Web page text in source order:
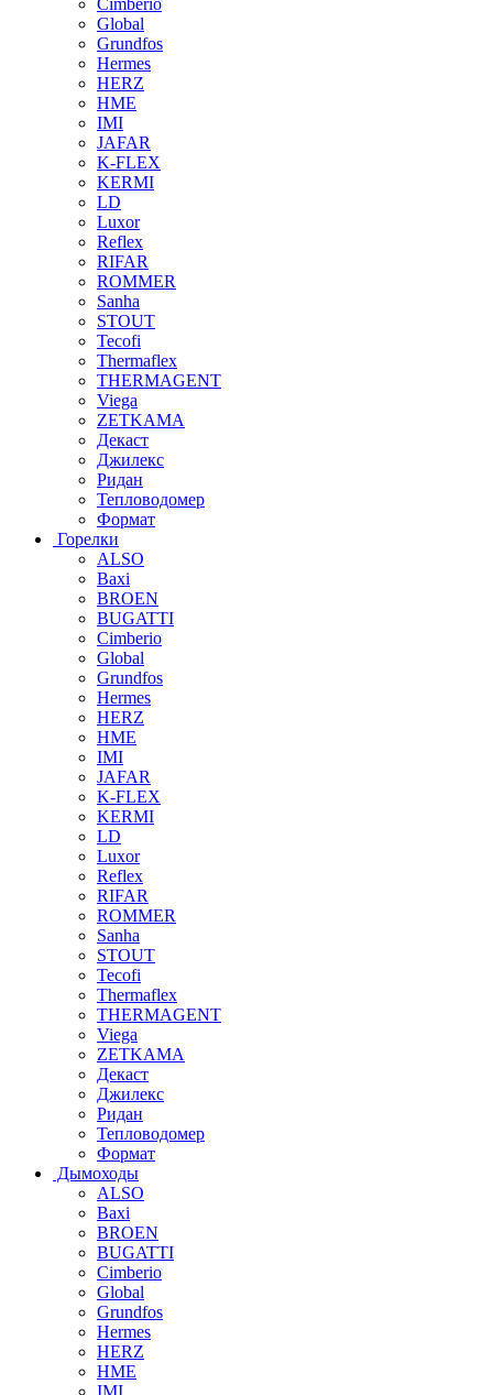
Global
Grundfos
Hermes
HERZ
HME
IMI
JAFAR
K-FLEX
KERMI
LD
Luxor
Reflex
RIFAR
ROMMER
Sanha
STOUT
Tecofi
Thermaflex
THERMAGENT
Viega
ZETKAMA
Декаст
Джилекс
Ридан
Тепловодомер
Формат
Горелки
ALSO
Baxi
BROEN
BUGATTI
Cimberio
Global
Grundfos
Hermes
HERZ
HME
IMI
JAFAR
K-FLEX
KERMI
LD
Luxor
Reflex
RIFAR
ROMMER
Sanha
STOUT
Tecofi
Thermaflex
THERMAGENT
Viega
ZETKAMA
Декаст
Джилекс
Ридан
Тепловодомер
Формат
Дымоходы
ALSO
Baxi
BROEN
BUGATTI
Cimberio
Global
Grundfos
Hermes
HERZ
HME
IMI